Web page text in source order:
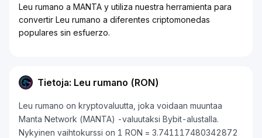
Leu rumano a MANTA y utiliza nuestra herramienta para
convertir Leu rumano a diferentes criptomonedas
populares sin esfuerzo.
Tietoja: Leu rumano (RON)
Leu rumano on kryptovaluutta, joka voidaan muuntaa
Manta Network (MANTA) -valuutaksi Bybit-alustalla.
Nykyinen vaihtokurssi on 1 RON = 3.741117480342872